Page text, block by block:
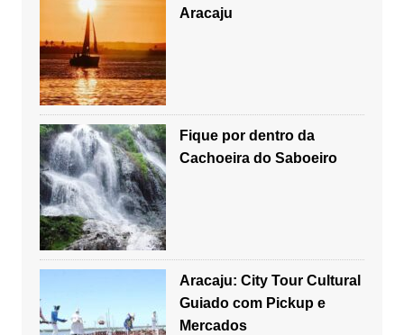
Aracaju
Fique por dentro da
Cachoeira do Saboeiro
Aracaju: City Tour Cultural
Guiado com Pickup e
Mercados